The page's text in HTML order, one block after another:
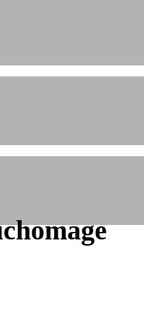
qui encadre nos actions
adhérer à
au lancement de